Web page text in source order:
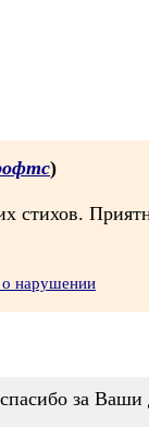
)
о нарушении
за Ваши